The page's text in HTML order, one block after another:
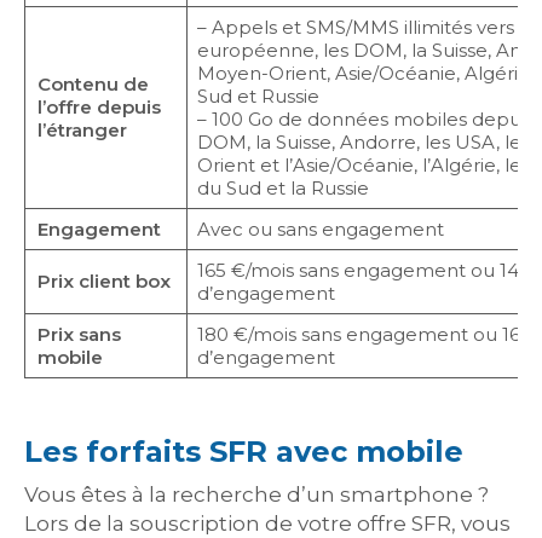
Contenu de
l’offre depuis
l’étranger
– Appels et SMS/MMS illimités vers
européenne, les DOM, la Suisse,
Moyen-Orient, Asie/Océanie, Algérie,
Sud et Russie
– 100 Go de données mobiles depuis
DOM, la Suisse, Andorre, les USA,
Orient et l’Asie/Océanie, l’Algérie, le
du Sud et la Russie
Engagement
Avec ou sans engagement
Prix client box
165 €/mois sans engagement ou 145
d’engagement
Prix sans
mobile
180 €/mois sans engagement ou 160
d’engagement
Les forfaits SFR avec mobile
Vous êtes à la recherche d’un smartphone ?
Lors de la souscription de votre offre SFR, vous